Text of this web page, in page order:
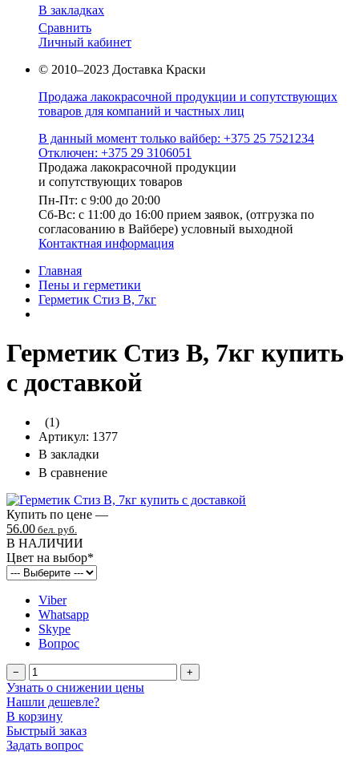
В закладках
Сравнить
Личный кабинет
© 2010–2023 Доставка Краски
Продажа лакокрасочной продукции и сопутствующих
товаров для компаний и частных лиц
В данный момент только вайбер: +375 25 7521234
Отключен: +375 29 3106051
Продажа лакокрасочной продукции
и сопутствующих товаров
Пн-Пт: с 9:00 до 20:00
Cб-Вс: с 11:00 до 16:00 прием заявок, (отгрузка по
согласованию в Вайбере) условный выходной
Контактная информация
Главная
Пены и герметики
Герметик Стиз В, 7кг
Герметик Стиз В, 7кг купить
с доставкой
(1)
Артикул: 1377
В закладки
В сравнение
Купить по цене —
56.00 бел. руб.
В НАЛИЧИИ
Цвет на выбор*
Viber
Whatsapp
Skype
Вопрос
− +
Узнать о снижении цены
Нашли дешевле?
В корзину
Быстрый заказ
Задать вопрос